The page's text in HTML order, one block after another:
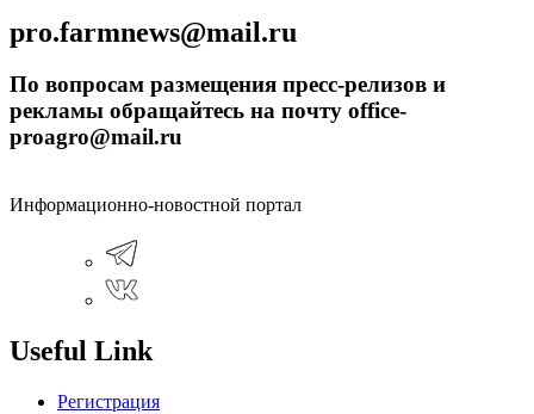
pro.farmnews@mail.ru
По вопросам размещения пресс-релизов и
рекламы обращайтесь на почту office-
proagro@mail.ru
Информационно-новостной портал
Useful Link
Регистрация